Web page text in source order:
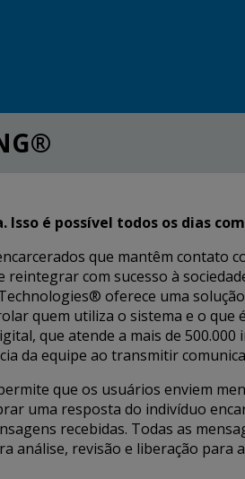
é possível todos os dias
que mantêm contato
com sucesso à
oferece uma
quem utiliza o sistema e o que
que atende a mais de 500.000
da equipe ao transmitir
que os usuários enviem
uma resposta do indivíduo
recebidas. Todas as
análise, revisão e liberação para